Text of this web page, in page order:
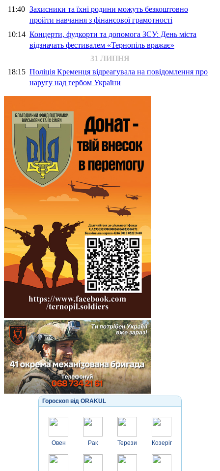
11:40 Захисники та їхні родини можуть безкоштовно
пройти навчання з фінансової грамотності
10:14 Концерти, фудкорти та допомога ЗСУ: День міста
відзначать фестивалем «Тернопіль вражає»
31 ЛИПНЯ
18:15 Поліція Кременця відреагувала на повідомлення про
наругу над гербом України
Гороскоп від ORAKUL
Овен Рак Терези Козеріг